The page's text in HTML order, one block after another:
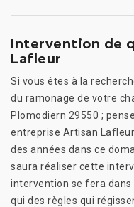
Intervention de
Lafleur
Si vous êtes à la
du ramonage de votre
Plomodiern 29550 ;
entreprise Artisan
des années dans ce
saura réaliser cette
intervention se fera
qui des règles qui